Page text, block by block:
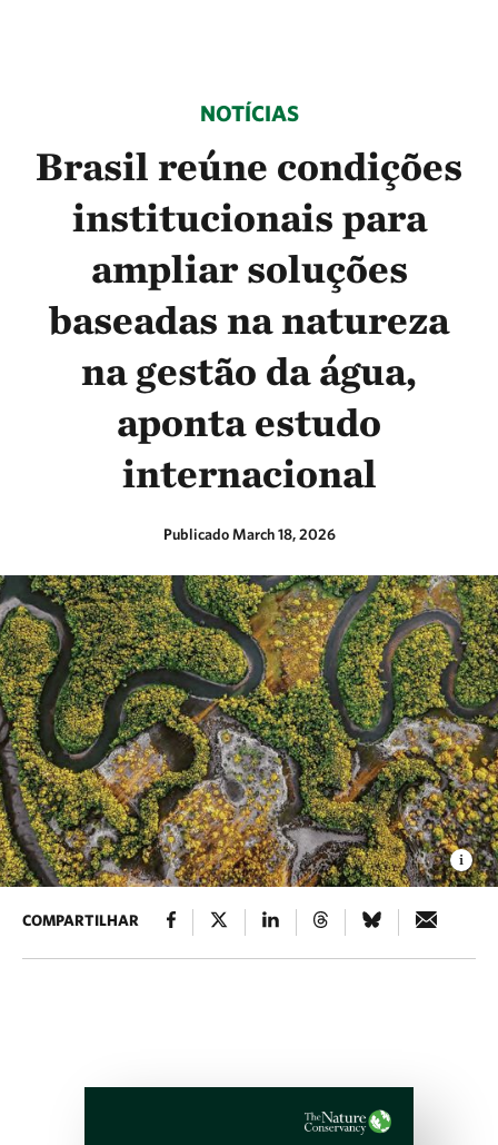
NOTÍCIAS
Brasil reúne condições
institucionais para
ampliar soluções
baseadas na natureza
na gestão da água,
aponta estudo
internacional
Publicado March 18, 2026
COMPARTILHAR